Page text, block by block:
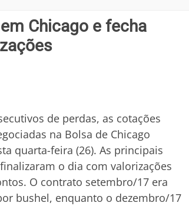
Chicago e fecha
de perdas, as cotações
na Bolsa de Chicago
quarta-feira (26). As principais
o dia com valorizações
O contrato setembro/17 era
bushel, enquanto o dezembro/17